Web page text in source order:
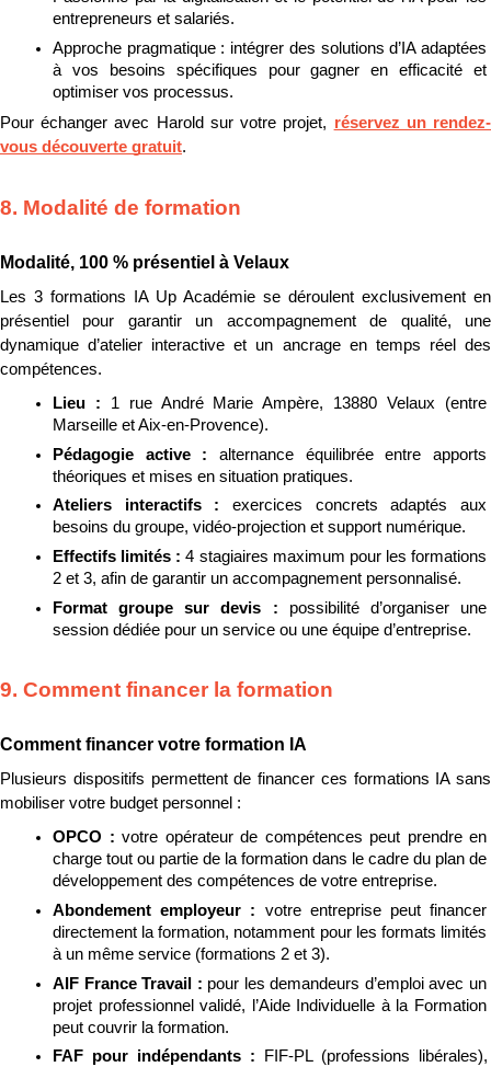
entrepreneurs et salariés.
Approche pragmatique : intégrer des solutions d’IA adaptées
à vos besoins spécifiques pour gagner en efficacité et
optimiser vos processus.
Pour échanger avec Harold sur votre projet, réservez un rendez-
vous découverte gratuit.
8. Modalité de formation
Modalité, 100 % présentiel à Velaux
Les 3 formations IA Up Académie se déroulent exclusivement en
présentiel pour garantir un accompagnement de qualité, une
dynamique d’atelier interactive et un ancrage en temps réel des
compétences.
Lieu : 1 rue André Marie Ampère, 13880 Velaux (entre
Marseille et Aix-en-Provence).
Pédagogie active : alternance équilibrée entre apports
théoriques et mises en situation pratiques.
Ateliers interactifs : exercices concrets adaptés aux
besoins du groupe, vidéo-projection et support numérique.
Effectifs limités : 4 stagiaires maximum pour les formations
2 et 3, afin de garantir un accompagnement personnalisé.
Format groupe sur devis : possibilité d’organiser une
session dédiée pour un service ou une équipe d’entreprise.
9. Comment financer la formation
Comment financer votre formation IA
Plusieurs dispositifs permettent de financer ces formations IA sans
mobiliser votre budget personnel :
OPCO : votre opérateur de compétences peut prendre en
charge tout ou partie de la formation dans le cadre du plan de
développement des compétences de votre entreprise.
Abondement employeur : votre entreprise peut financer
directement la formation, notamment pour les formats limités
à un même service (formations 2 et 3).
AIF France Travail : pour les demandeurs d’emploi avec un
projet professionnel validé, l’Aide Individuelle à la Formation
peut couvrir la formation.
FAF pour indépendants :
FIF-PL (professions libérales),